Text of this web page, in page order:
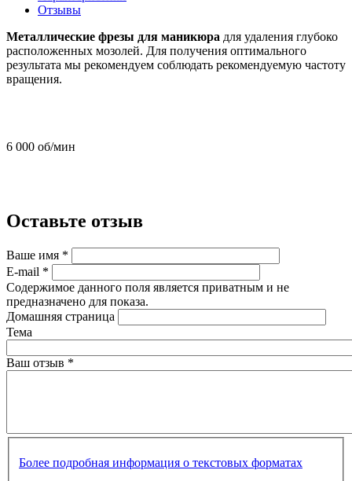
Отзывы
Металлические фрезы для маникюра для удаления глубоко
расположенных мозолей. Для получения оптимального
результата мы рекомендуем соблюдать рекомендуемую частоту
вращения.
6 000 об/мин
Оставьте отзыв
Ваше имя *
E-mail *
Содержимое данного поля является приватным и не
предназначено для показа.
Домашняя страница
Тема
Ваш отзыв *
Более подробная информация о текстовых форматах